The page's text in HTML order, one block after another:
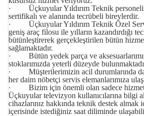
· Üçkuyular Yıldırım Teknik
sertifikalı ve alanında tecrübeli bireylerdir.
· Üçkuyular Yıldırım Teknik Özel
geniş araç filosu ile yılların kazandırdığı
bütünleştirerek gerçekleştirilen bütün
sağlamaktadır.
· Bütün yedek parça ve
stoklarımızda yeterli düzeyde
· Müşterilerimizin acil durumlarında da
her daim nöbetçi servis elemanlarımıza
· Bizim için önemli olan sadece hizmet
Üçkuyular televizyon kullanıcılarına bilgi
cihazlarınız hakkında teknik destek almak
içerisinde istediğiniz saat diliminde